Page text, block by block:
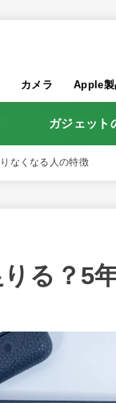
カメラ Apple製
ガジェット
なくなる人の特徴
る？5